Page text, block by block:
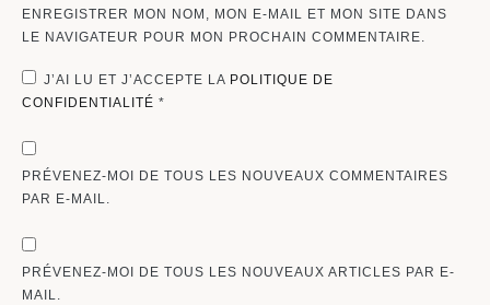
ENREGISTRER MON NOM, MON E-MAIL ET MON SITE DANS
LE NAVIGATEUR POUR MON PROCHAIN COMMENTAIRE.
J’AI LU ET J’ACCEPTE LA POLITIQUE DE
CONFIDENTIALITÉ *
PRÉVENEZ-MOI DE TOUS LES NOUVEAUX COMMENTAIRES
PAR E-MAIL.
PRÉVENEZ-MOI DE TOUS LES NOUVEAUX ARTICLES PAR E-
MAIL.